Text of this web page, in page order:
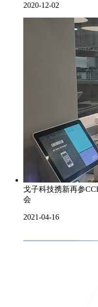
2020-12-02
戈子科技携新再参
会
2021-04-16